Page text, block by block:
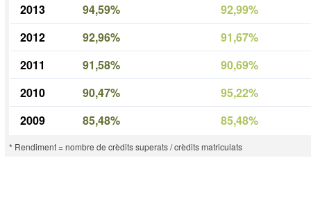
2013
94,59%
92,99%
2012
92,96%
91,67%
2011
91,58%
90,69%
2010
90,47%
95,22%
2009
85,48% 85,48%
* Rendiment = nombre de crèdits superats / crèdits matriculats